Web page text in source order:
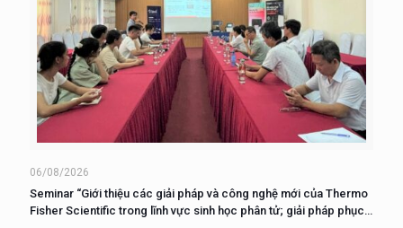
06/08/2026
Seminar “Giới thiệu các giải pháp và công nghệ mới của Thermo
Fisher Scientific trong lĩnh vực sinh học phân tử; giải pháp phục